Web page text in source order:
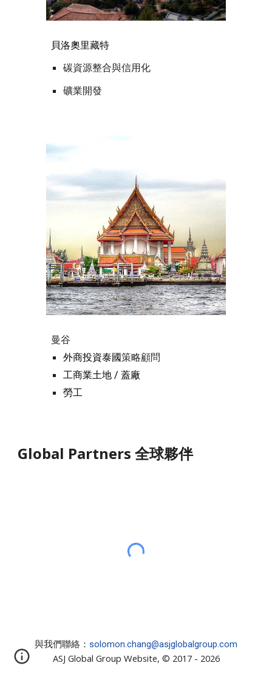
貝洛奧里藏特
碳資源整合與信用化
礦業開發
曼谷
外商投資泰國策略顧問
工商業土地 / 蓋廠
勞工
Global Partners 全球夥伴
與我們聯絡： solomon.chang@asjglobalgroup.com
ASJ Global Group Website, © 2017 - 2026